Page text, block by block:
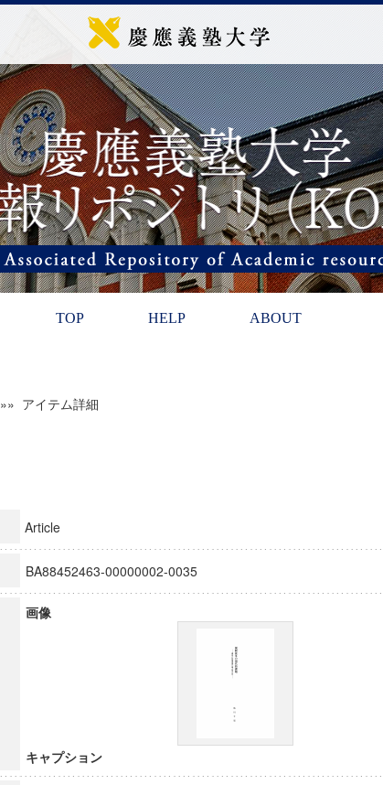
TOP HELP ABOUT
»» アイテム詳細
Article
BA88452463-00000002-0035
画像
キャプション